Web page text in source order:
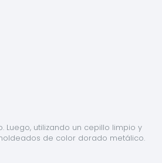
utilizando un cepillo limpio y
de color dorado metálico.